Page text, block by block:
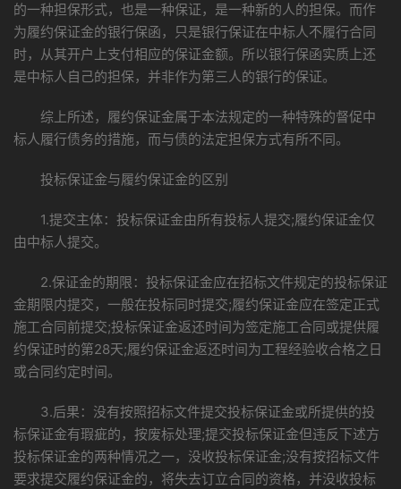
的一种担保形式，也是一种保证，是一种新的人的担保。而作
为履约保证金的银行保函，只是银行保证在中标人不履行合同
时，从其开户上支付相应的保证金额。所以银行保函实质上还
是中标人自己的担保，并非作为第三人的银行的保证。
综上所述，履约保证金属于本法规定的一种特殊的督促中
标人履行债务的措施，而与债的法定担保方式有所不同。
投标保证金与履约保证金的区别
1.提交主体：投标保证金由所有投标人提交;履约保证金仅
由中标人提交。
2.保证金的期限：投标保证金应在招标文件规定的投标保证
金期限内提交，一般在投标同时提交;履约保证金应在签定正式
施工合同前提交;投标保证金返还时间为签定施工合同或提供履
约保证时的第28天;履约保证金返还时间为工程经验收合格之日
或合同约定时间。
3.后果：没有按照招标文件提交投标保证金或所提供的投
标保证金有瑕疵的，按废标处理;提交投标保证金但违反下述方
投标保证金的两种情况之一，没收投标保证金;没有按招标文件
要求提交履约保证金的，将失去订立合同的资格，并没收投标